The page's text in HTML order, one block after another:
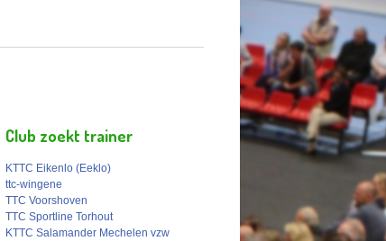
Club zoekt trainer
KTTC Eikenlo (Eeklo)
ttc-wingene
TTC Voorshoven
TTC Sportline Torhout
KTTC Salamander Mechelen vzw